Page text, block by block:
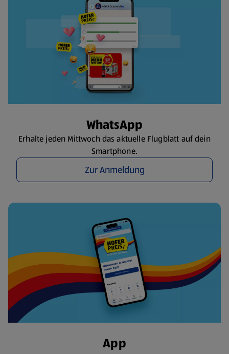
WhatsApp
Erhalte jeden Mittwoch das aktuelle Flugblatt auf dein
Smartphone.
Zur Anmeldung
App